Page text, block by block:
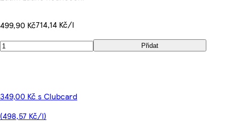
499,90 Kč714,14 Kč/l
Přidat
349,00 Kč s Clubcard
(498,57 Kč/l)